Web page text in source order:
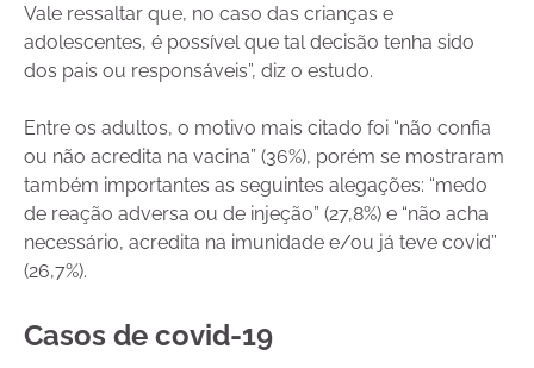
Vale ressaltar que, no caso das crianças e
adolescentes, é possível que tal decisão tenha sido
dos pais ou responsáveis”, diz o estudo.
Entre os adultos, o motivo mais citado foi “não confia
ou não acredita na vacina” (36%), porém se mostraram
também importantes as seguintes alegações: “medo
de reação adversa ou de injeção” (27,8%) e “não acha
necessário, acredita na imunidade e/ou já teve covid”
(26,7%).
Casos de covid-19